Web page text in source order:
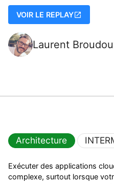
VOIR LE REPLAY
Laurent
Architecture
Exécuter des applications
complexe, surtout lorsque